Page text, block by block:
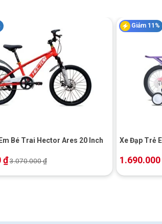
chạm chân xuống mặt đất trong giai đoạn
đạp hiệu quả và thoải mái hơn.
Bé Trai Hector Ares 20 Inch
₫3.070.000₫
Giảm 11%
Xe Đạp Trẻ
1.690.000